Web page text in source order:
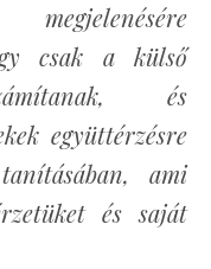
csak a külső
és
együttérzésre
ami
és saját